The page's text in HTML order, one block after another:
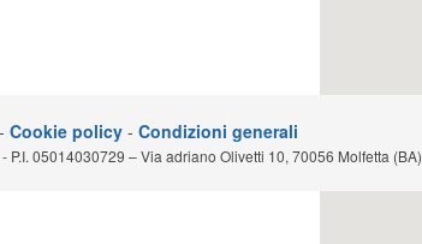
- Cookie policy - Condizioni generali
P.I. 05014030729 – Via adriano Olivetti 10, 70056 Molfetta (BA)